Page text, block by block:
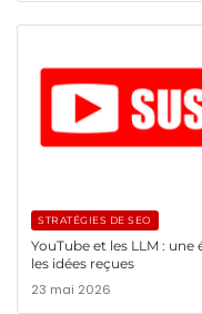
STRATÉGIES DE SEO
YouTube et les LLM :
les idées reçues
23 mai 2026